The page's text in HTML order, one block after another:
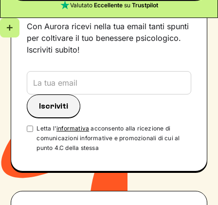
Valutato Eccellentesu Trustpilot
Iscriviti alla newsletter
Con Aurora ricevi nella tua email tanti spunti
per coltivare il tuo benessere psicologico.
Iscriviti subito!
Letta l'informativa acconsento alla ricezione di
comunicazioni informative e promozionali di cui al
punto 4.C della stessa